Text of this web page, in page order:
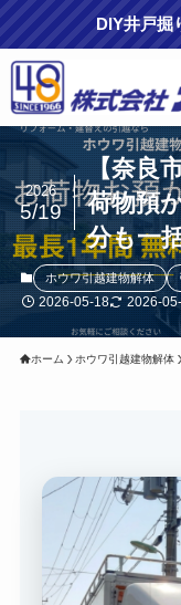
DIY井戸掘
【奈良
荷物預
分も一
2026
5/19
ホウワ引越建物解体
2026-05-18 2026-
ホーム ホウワ引越建物解体